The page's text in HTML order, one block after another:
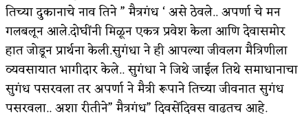
तिच्या दुकानाचे नाव तिने ” मैत्रगंध ‘ असे ठेवले.. अपर्णा चे मन
गलबलून आले.दोघींनी मिळून एकत्र प्रवेश केला आणि देवासमोर
हात जोडून प्रार्थना केली.सुगंधा ने ही आपल्या जीवलग मैत्रिणीला
व्यवसायात भागीदार केले.. सुगंधा ने जिथे जाईल तिथे समाधानाचा
सुगंध पसरवला तर अपर्णा ने मैत्री रूपाने तिच्या जीवनात सुगंध
पसरवला.. अशा रीतीने” मैत्रगंध” दिवसेंदिवस वाढतच आहे.